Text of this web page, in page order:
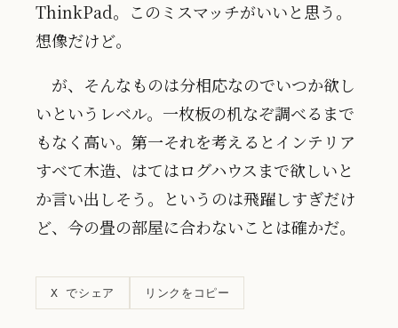
ThinkPad。このミスマッチがいいと思う。
想像だけど。
が、そんなものは分相応なのでいつか欲し
いというレベル。一枚板の机なぞ調べるまで
もなく高い。第一それを考えるとインテリア
すべて木造、はてはログハウスまで欲しいと
か言い出しそう。というのは飛躍しすぎだけ
ど、今の畳の部屋に合わないことは確かだ。
X でシェア リンクをコピー